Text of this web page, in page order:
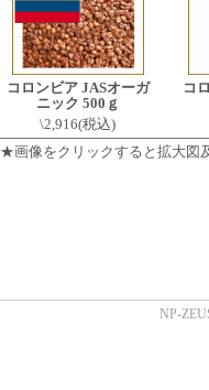
コロンビア JASオーガ
ニック 500ｇ
\2,916(税込)
コ
★画像をクリックすると拡大図
NP-